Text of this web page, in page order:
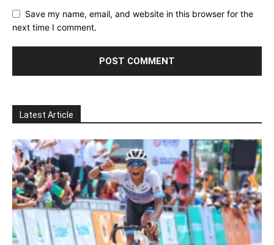
Save my name, email, and website in this browser for the
next time I comment.
Latest Article